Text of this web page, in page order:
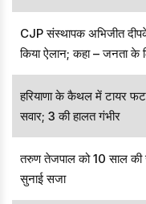
CJP संस्थापक अभिजीत
किया ऐलान; कहा – जनता के
हरियाणा के कैथल में टायर
सवार; 3 की हालत गंभीर
तरुण तेजपाल को 10 साल की
सुनाई सजा